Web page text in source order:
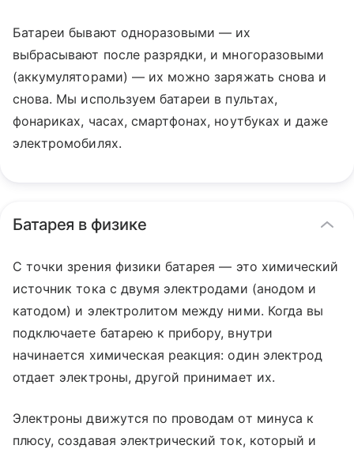
Батареи бывают одноразовыми — их
выбрасывают после разрядки, и многоразовыми
(аккумуляторами) — их можно заряжать снова и
снова. Мы используем батареи в пультах,
фонариках, часах, смартфонах, ноутбуках и даже
электромобилях.
Батарея в физике
С точки зрения физики батарея — это химический
источник тока с двумя электродами (анодом и
катодом) и электролитом между ними. Когда вы
подключаете батарею к прибору, внутри
начинается химическая реакция: один электрод
отдает электроны, другой принимает их.
Электроны движутся по проводам от минуса к
плюсу, создавая электрический ток, который и